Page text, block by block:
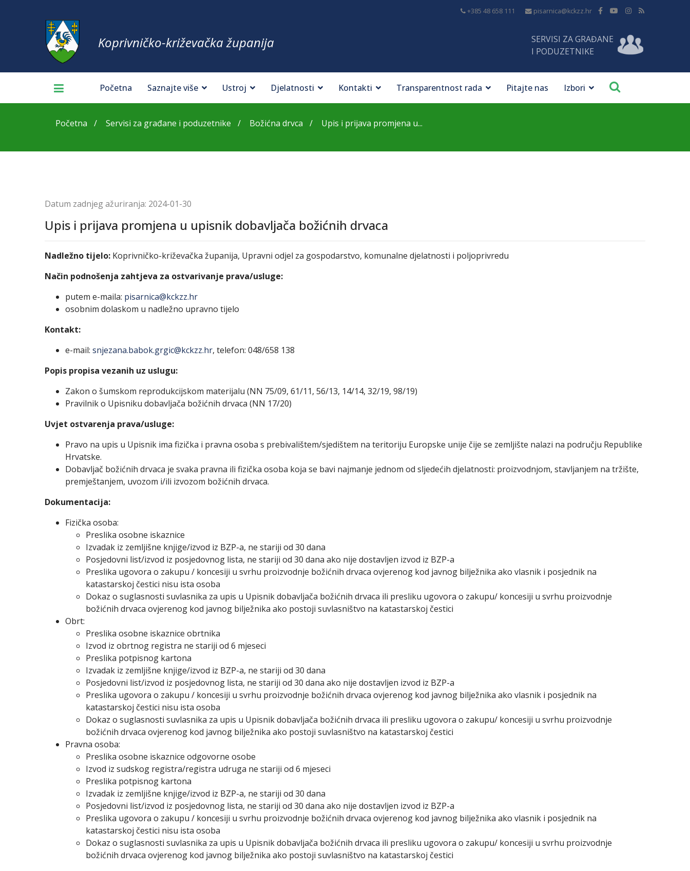
+385 48 658 111 pisarnica@kckzz.hr
Koprivničko-križevačka županija
SERVISI ZA GRAĐANE
I PODUZETNIKE
Početna Saznajte više Ustroj Djelatnosti Kontakti Transparentnost rada Pitajte nas Izbori
Početna Servisi za građane i poduzetnike Božićna drvca Upis i prijava promjena u...
Datum zadnjeg ažuriranja: 2024-01-30
Upis i prijava promjena u upisnik dobavljača božićnih drvaca
Nadležno tijelo: Koprivničko-križevačka županija, Upravni odjel za gospodarstvo, komunalne djelatnosti i poljoprivredu
Način podnošenja zahtjeva za ostvarivanje prava/usluge:
putem e-maila: pisarnica@kckzz.hr
osobnim dolaskom u nadležno upravno tijelo
Kontakt:
e-mail: snjezana.babok.grgic@kckzz.hr, telefon: 048/658 138
Popis propisa vezanih uz uslugu:
Zakon o šumskom reprodukcijskom materijalu (NN 75/09, 61/11, 56/13, 14/14, 32/19, 98/19)
Pravilnik o Upisniku dobavljača božićnih drvaca (NN 17/20)
Uvjet ostvarenja prava/usluge:
Pravo na upis u Upisnik ima fizička i pravna osoba s prebivalištem/sjedištem na teritoriju Europske unije čije se zemljište nalazi na području Republike
Hrvatske.
Dobavljač božićnih drvaca je svaka pravna ili fizička osoba koja se bavi najmanje jednom od sljedećih djelatnosti: proizvodnjom, stavljanjem na tržište,
premještanjem, uvozom i/ili izvozom božićnih drvaca.
Dokumentacija:
Fizička osoba:
Preslika osobne iskaznice
Izvadak iz zemljišne knjige/izvod iz BZP-a, ne stariji od 30 dana
Posjedovni list/izvod iz posjedovnog lista, ne stariji od 30 dana ako nije dostavljen izvod iz BZP-a
Preslika ugovora o zakupu / koncesiji u svrhu proizvodnje božićnih drvaca ovjerenog kod javnog bilježnika ako vlasnik i posjednik na
katastarskoj čestici nisu ista osoba
Dokaz o suglasnosti suvlasnika za upis u Upisnik dobavljača božićnih drvaca ili presliku ugovora o zakupu/ koncesiji u svrhu proizvodnje
božićnih drvaca ovjerenog kod javnog bilježnika ako postoji suvlasništvo na katastarskoj čestici
Obrt:
Preslika osobne iskaznice obrtnika
Izvod iz obrtnog registra ne stariji od 6 mjeseci
Preslika potpisnog kartona
Izvadak iz zemljišne knjige/izvod iz BZP-a, ne stariji od 30 dana
Posjedovni list/izvod iz posjedovnog lista, ne stariji od 30 dana ako nije dostavljen izvod iz BZP-a
Preslika ugovora o zakupu / koncesiji u svrhu proizvodnje božićnih drvaca ovjerenog kod javnog bilježnika ako vlasnik i posjednik na
katastarskoj čestici nisu ista osoba
Dokaz o suglasnosti suvlasnika za upis u Upisnik dobavljača božićnih drvaca ili presliku ugovora o zakupu/ koncesiji u svrhu proizvodnje
božićnih drvaca ovjerenog kod javnog bilježnika ako postoji suvlasništvo na katastarskoj čestici
Pravna osoba:
Preslika osobne iskaznice odgovorne osobe
Izvod iz sudskog registra/registra udruga ne stariji od 6 mjeseci
Preslika potpisnog kartona
Izvadak iz zemljišne knjige/izvod iz BZP-a, ne stariji od 30 dana
Posjedovni list/izvod iz posjedovnog lista, ne stariji od 30 dana ako nije dostavljen izvod iz BZP-a
Preslika ugovora o zakupu / koncesiji u svrhu proizvodnje božićnih drvaca ovjerenog kod javnog bilježnika ako vlasnik i posjednik na
katastarskoj čestici nisu ista osoba
Dokaz o suglasnosti suvlasnika za upis u Upisnik dobavljača božićnih drvaca ili presliku ugovora o zakupu/ koncesiji u svrhu proizvodnje
božićnih drvaca ovjerenog kod javnog bilježnika ako postoji suvlasništvo na katastarskoj čestici